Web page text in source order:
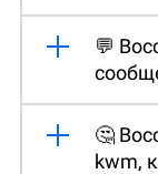
💬
🤔
kwm,